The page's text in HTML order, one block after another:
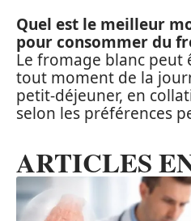
Quel est le meilleur
pour consommer du
Le fromage blanc peut
tout moment de la
petit-déjeuner, en
selon les préférences
ARTICLES